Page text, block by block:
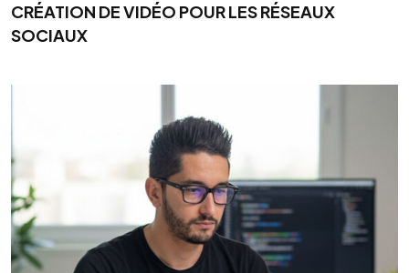
CRÉATION DE VIDÉO POUR LES RÉSEAUX
SOCIAUX